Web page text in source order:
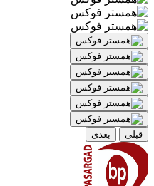
قبلی بعدی